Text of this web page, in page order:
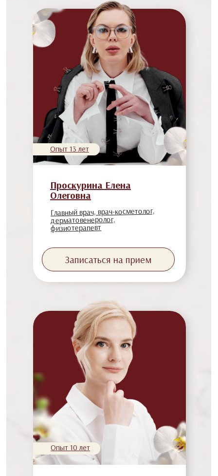
Опыт 10 лет
Проскурина Елена
Олеговна
Главный врач, врач-косметолог,
дерматовенеролог,
физиотерапевт
Опыт 13 лет
Записаться на прием